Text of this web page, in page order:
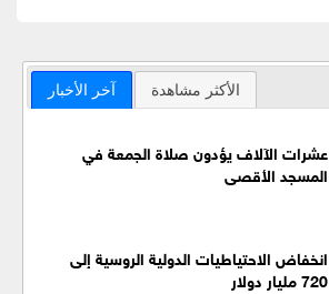
آخر الأخبار الأكثر مشاهدة
عشرات الآلاف يؤدون صلاة الجمعة في
المسجد الأقصى
انخفاض الاحتياطيات الدولية الروسية إلى
720 مليار دولار